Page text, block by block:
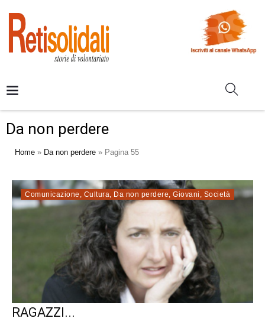
Da non perdere
Home » Da non perdere » Pagina 55
Comunicazione , Cultura, Da non perdere, Giovani , Società
COMUNITÀ KAYROS: NON ESISTONO
RAGAZZI...